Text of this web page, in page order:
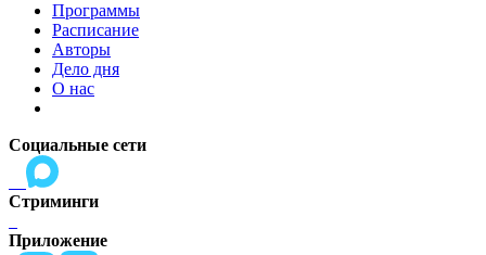
Программы
Расписание
Авторы
Дело дня
О нас
Социальные сети
Стриминги
Приложение